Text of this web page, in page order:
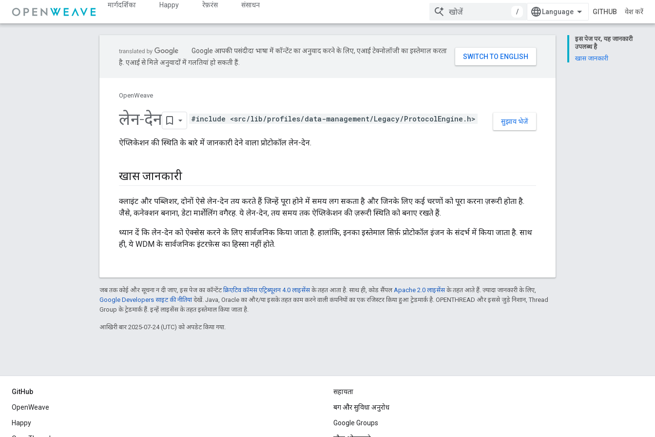
मार्गदर्शिका Happy रेफ़रंस
संसाधन
/
GITHUB प्रवेश करें
इस पेज पर, यह जानकारी
उपलब्ध है
खास जानकारी
Google आपकी पसंदीदा भाषा में कॉन्टेंट का अनुवाद करने के लिए, एआई टेक्नोलॉजी का इस्तेमाल करता
है. एआई से मिले अनुवादों में गलतियां हो सकती हैं.
OpenWeave
सुझाव भेजें
लेन-देन #include <src/lib/profiles/data-management/Legacy/ProtocolEngine.h>
ऐप्लिकेशन की स्थिति के बारे में जानकारी देने वाला प्रोटोकॉल लेन-देन.
खास जानकारी
क्लाइंट और पब्लिशर, दोनों ऐसे लेन-देन तय करते हैं जिन्हें पूरा होने में समय लग सकता है और जिनके लिए कई चरणों को पूरा करना ज़रूरी होता है.
जैसे, कनेक्शन बनाना, डेटा मार्शेलिंग वगैरह. ये लेन-देन, तय समय तक ऐप्लिकेशन की ज़रूरी स्थिति को बनाए रखते हैं.
ध्यान दें कि लेन-देन को ऐक्सेस करने के लिए सार्वजनिक किया जाता है. हालांकि, इनका इस्तेमाल सिर्फ़ प्रोटोकॉल इंजन के संदर्भ में किया जाता है. साथ
ही, ये WDM के सार्वजनिक इंटरफ़ेस का हिस्सा नहीं होते.
जब तक कोई और सूचना न दी जाए, इस पेज का कॉन्टेंटक्रिएटिव कॉमंस एट्रिब्यूशन 4.0 लाइसेंसके तहत आता है. साथ ही, कोड सैंपलApache 2.0 लाइसेंसके तहत आते हैं. ज़्यादा जानकारी के लिए,
Google Developers साइट की नीतियांदेखें. Java, Oracle का और/या इसके तहत काम करने वाली कंपनियों का एक रजिस्टर किया हुआ ट्रेडमार्क है. OPENTHREAD और इससे जुड़े निशान, Thread
Group के ट्रेडमार्क हैं. इन्हें लाइसेंस के तहत इस्तेमाल किया जाता है.
आखिरी बार 2025-07-24 (UTC) को अपडेट किया गया.
GitHub
OpenWeave
Happy
सहायता
बग और सुविधा अनुरोध
Google Groups